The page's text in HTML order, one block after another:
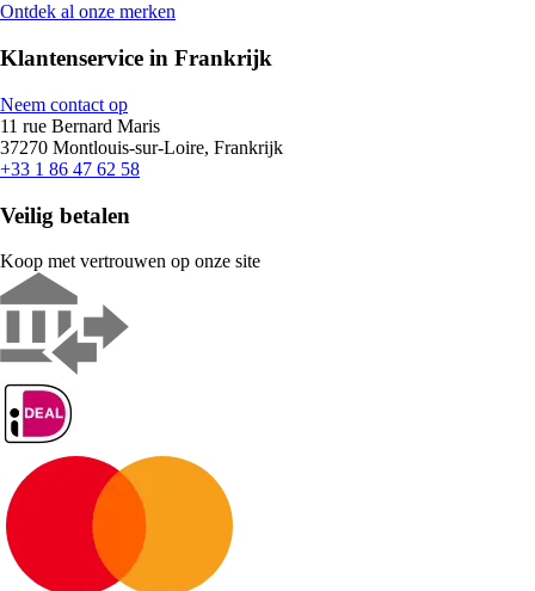
Ontdek al onze merken
Klantenservice in Frankrijk
Neem contact op
11 rue Bernard Maris
37270 Montlouis-sur-Loire, Frankrijk
+33 1 86 47 62 58
Veilig betalen
Koop met vertrouwen op onze site